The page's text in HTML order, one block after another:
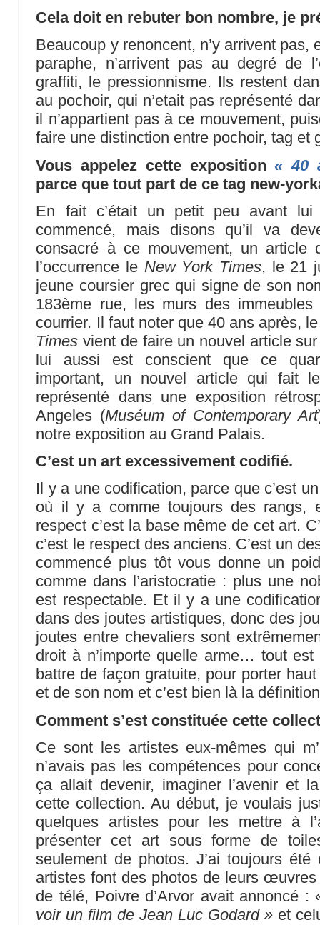
Cela doit en rebuter bon nombre, je
Beaucoup y renoncent, n’y arrivent pas,
paraphe, n’arrivent pas au degré de
graffiti, le pressionnisme. Ils restent
au pochoir, qui n’etait pas représenté
il n’appartient pas à ce mouvement,
faire une distinction entre pochoir, tag et
Vous appelez cette exposition« 40
parce que tout part de ce tag new-
En fait c’était un petit peu avant lui
commencé, mais disons qu’il va
consacré à ce mouvement, un article
l’occurrence le New York Times, le 21
jeune coursier grec qui signe de son
183ème rue, les murs des
courrier. Il faut noter que 40 ans après,
Times vient de faire un nouvel article
lui aussi est conscient que ce
important, un nouvel article qui fait
représenté dans une exposition
Angeles (Muséum of Contemporary Art
notre exposition au Grand Palais.
C’est un art excessivement codifié.
Il y a une codification, parce que c’est
où il y a comme toujours des rangs,
respect c’est la base même de cet art.
c’est le respect des anciens. C’est un
commencé plus tôt vous donne un
comme dans l’aristocratie : plus une
est respectable. Et il y a une
dans des joutes artistiques, donc des
joutes entre chevaliers sont
droit à n’importe quelle arme… tout
battre de façon gratuite, pour porter
et de son nom et c’est bien là la
Comment s’est constituée cette
Ce sont les artistes eux-mêmes qui
n’avais pas les compétences pour
ça allait devenir, imaginer l’avenir et
cette collection. Au début, je voulais
quelques artistes pour les mettre à
présenter cet art sous forme de
seulement de photos. J’ai toujours
artistes font des photos de leurs
de télé, Poivre d’Arvor avait annoncé :
voir un film de Jean Luc Godard » et